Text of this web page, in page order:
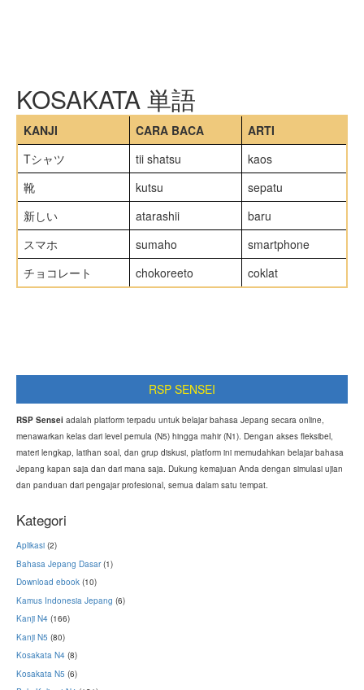
KOSAKATA 単語
KANJI CARA BACA
ARTI
Tシャツ
tii shatsu
kaos
靴
kutsu
sepatu
新しい
atarashii
baru
スマホ
sumaho
smartphone
チョコレート
chokoreeto coklat
RSP SENSEI
RSP Sensei adalah platform terpadu untuk belajar bahasa Jepang secara online,
menawarkan kelas dari level pemula (N5) hingga mahir (N1). Dengan akses fleksibel,
materi lengkap, latihan soal, dan grup diskusi, platform ini memudahkan belajar bahasa
Jepang kapan saja dan dari mana saja. Dukung kemajuan Anda dengan simulasi ujian
dan panduan dari pengajar profesional, semua dalam satu tempat.
Kategori
Aplikasi (2)
Bahasa Jepang Dasar(1)
Download ebook (10)
Kamus Indonesia Jepang (6)
Kanji N4 (166)
Kanji N5 (80)
Kosakata N4 (8)
Kosakata N5 (6)